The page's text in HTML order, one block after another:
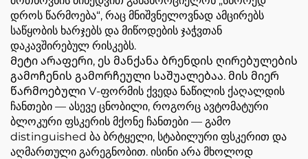
დროს წარმოება“, რაც მნიშვნელოვნად ამცირებს
საწყობის ხარჯებს და მიწოდების ჯაჭვთან
დაკავშირებულ რისკებს.
Მეტი არაფერი, ეს მანქანა ბრენდის ღირებულების
გამოჩენის გამორჩეული საშუალებაა. მის მიერ
წარმოებული V-ფორმის ქვედა ნაწილის ქაღალდის
ჩანთები — ასევე ცნობილი, როგორც ავტომატური
ბლოკური ფსკერის მქონე ჩანთები — გამო
distinguished ბა ბრტყელი, სტაბილური ფსკერით და
აღმართული გარეგნობით. ისინი არა მხოლოდ